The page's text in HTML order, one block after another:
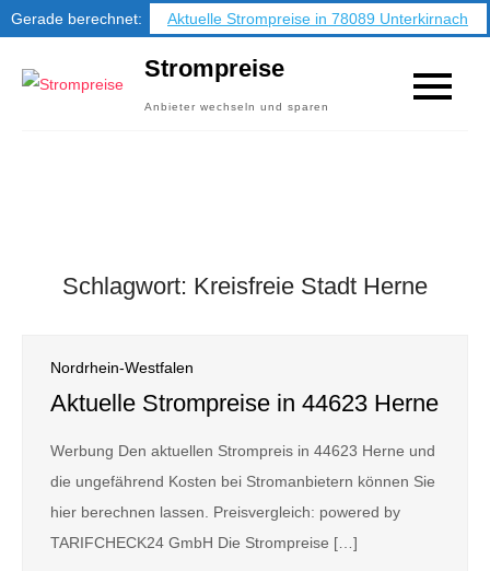
Gerade berechnet:
Aktuelle Strompreise in 78089 Unterkirnach
Strompreise
Anbieter wechseln und sparen
Schlagwort: Kreisfreie Stadt Herne
Nordrhein-Westfalen
Aktuelle Strompreise in 44623 Herne
Werbung Den aktuellen Strompreis in 44623 Herne und
die ungefährend Kosten bei Stromanbietern können Sie
hier berechnen lassen. Preisvergleich: powered by
TARIFCHECK24 GmbH Die Strompreise […]